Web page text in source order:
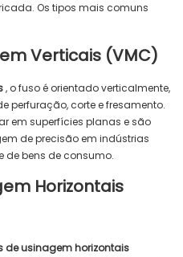
Os tipos mais comuns
Verticais (VMC)
, o fuso é orientado verticalmente,
perfuração, corte e fresamento.
em superfícies planas e são
de precisão em indústrias
de bens de consumo.
Horizontais
de usinagem horizontais